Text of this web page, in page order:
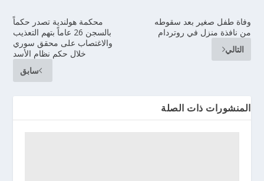
محكمة هولندية تصدر حكماً
بالسجن 26 عاماً بتهم التعذيب
والاغتصاب على محقق سوري
خلال حكم نظام الأسد
سابق
وفاة طفل صغير بعد سقوطه
من نافذة منزل في روتردام
التالي
المنشورات ذات الصلة